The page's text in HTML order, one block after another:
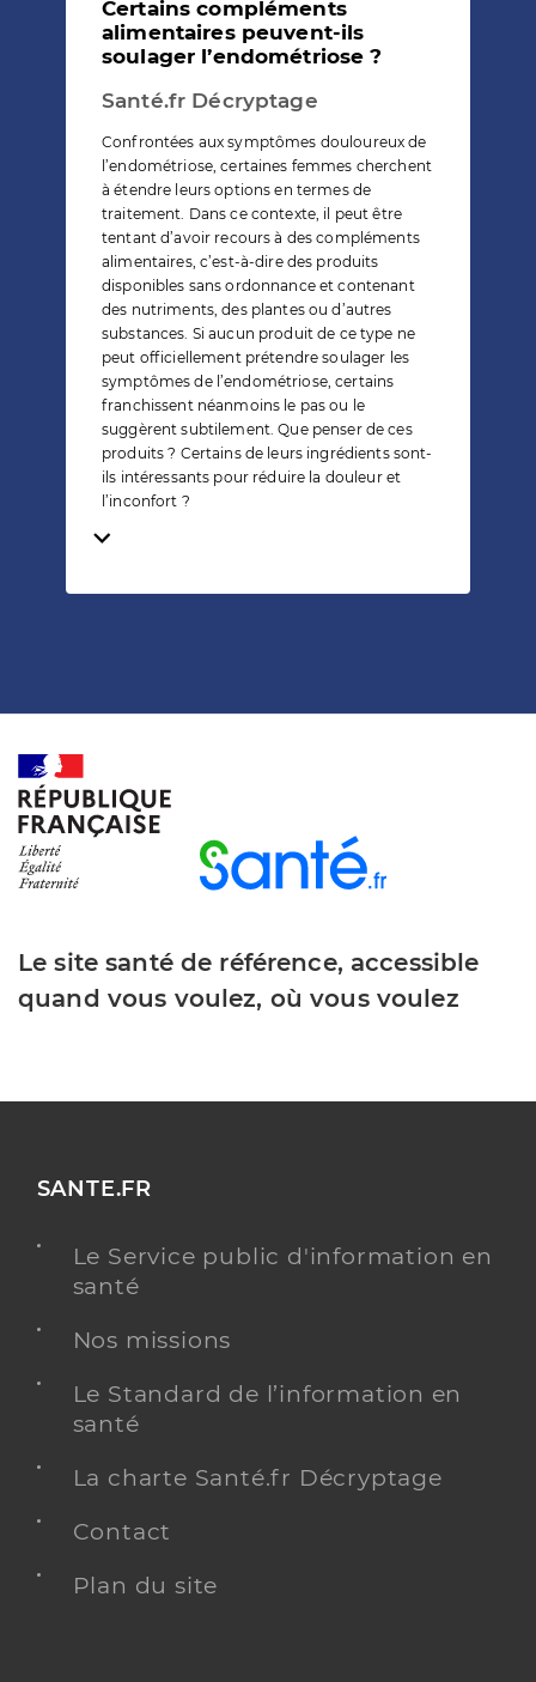
Certains compléments
alimentaires peuvent-ils
soulager l’endométriose ?
Santé.fr Décryptage
Confrontées aux symptômes douloureux de
l’endométriose, certaines femmes cherchent
à étendre leurs options en termes de
traitement. Dans ce contexte, il peut être
tentant d’avoir recours à des compléments
alimentaires, c’est-à-dire des produits
disponibles sans ordonnance et contenant
des nutriments, des plantes ou d’autres
substances. Si aucun produit de ce type ne
peut officiellement prétendre soulager les
symptômes de l’endométriose, certains
franchissent néanmoins le pas ou le
suggèrent subtilement. Que penser de ces
produits ? Certains de leurs ingrédients sont-
ils intéressants pour réduire la douleur et
l’inconfort ?
Temps de lecture
Le site santé de référence, accessible
quand vous voulez, où vous voulez
SANTE.FR
Le Service public d'information en
santé
Nos missions
Le Standard de l’information en
santé
La charte Santé.fr Décryptage
Contact
Plan du site